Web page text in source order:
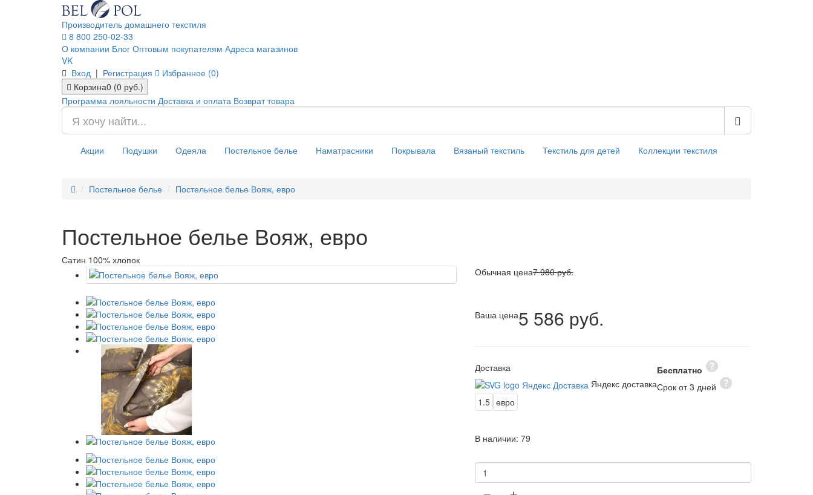
Производитель домашнего текстиля
8 800 250-02-33
О компании Блог Оптовым покупателям Адреса магазинов
VK
Вход | Регистрация
Избранное (0)
Корзина0 (0 руб.)
Программа лояльности Доставка и оплата Возврат товара
Акции Подушки Одеяла Постельное белье Наматрасники Покрывала Вязаный текстиль Текстиль для детей Коллекции текстиля
Постельное белье Постельное белье Вояж, евро
Постельное белье Вояж, евро
Сатин 100% хлопок
Обычная цена7 980 руб.
Ваша цена5 586 руб.
Доставка
Бесплатно
Яндекс доставкаСрок от 3 дней
1.5 евро
В наличии: 79